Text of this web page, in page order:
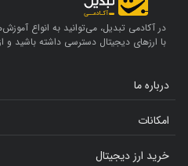
در آکادمی تبدیل، می‌توانید به انواع
با ارزهای دیجیتال دسترسی داشته باشید و
درباره ما
امکانات
خرید ارز دیجیتال